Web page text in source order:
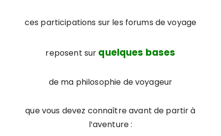
ces participations sur les forums de voyage
reposent sur quelques bases
de ma philosophie de voyageur
que vous devez connaître avant de partir à
l’aventure :